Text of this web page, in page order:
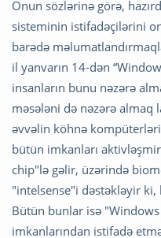
Onun sözlərinə görə,
sisteminin istifadəçilərini
barədə
il yanvarın 14-dən
insanların bunu nəzərə
məsələni də nəzərə almaq
əvvəlin köhnə
bütün imkanları
chip"lə gəlir, üzərində
"intelsense"i dəstəkləyir ki,
Bütün bunlar isə
imkanlarından istifadə